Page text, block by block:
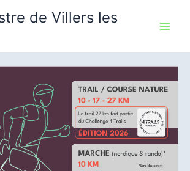
de Villers les